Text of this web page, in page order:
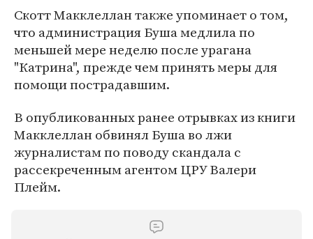
Скотт Макклеллан также упоминает о том,
что администрация Буша медлила по
меньшей мере неделю после урагана
"Катрина", прежде чем принять меры для
помощи пострадавшим.
В опубликованных ранее отрывках из книги
Макклеллан обвинял Буша во лжи
журналистам по поводу скандала с
рассекреченным агентом ЦРУ Валери
Плейм.